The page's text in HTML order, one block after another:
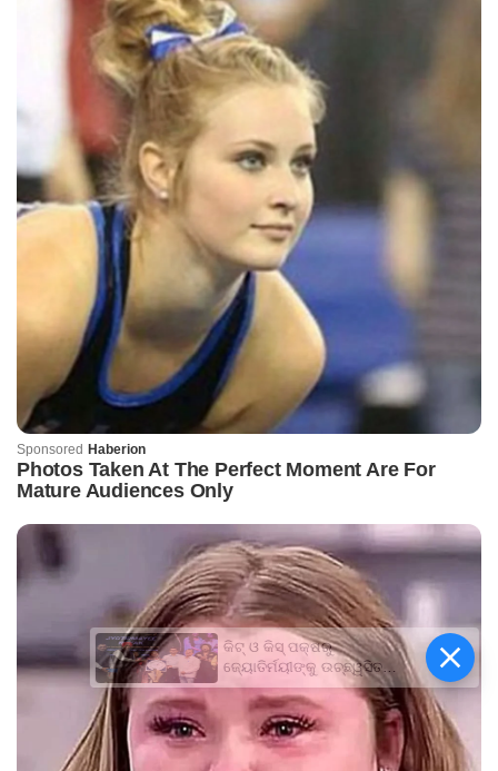
କିଟ୍‍ ଓ କିସ୍‍ ପକ୍ଷରୁ
ଜ୍ୟୋତିର୍ମୟୀଙ୍କୁ ଉଚ୍ଛ୍ୱସିତ
ସମ୍ବର୍ଦ୍ଧନା; ୫ଲକ୍ଷ ଟଙ୍କାର
ପ୍ରୋତ୍ସାହନ ରାଶି ପ୍ରଦାନ